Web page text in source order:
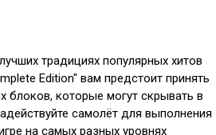
традициях популярных хитов
Edition" вам предстоит принять
блоков, которые могут скрывать в
самолёт для выполнения
на самых разных уровнях